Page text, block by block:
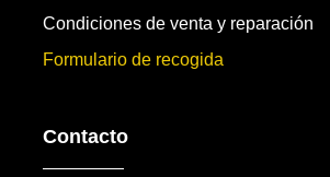
Condiciones de venta y reparación
Formulario de recogida
Contacto